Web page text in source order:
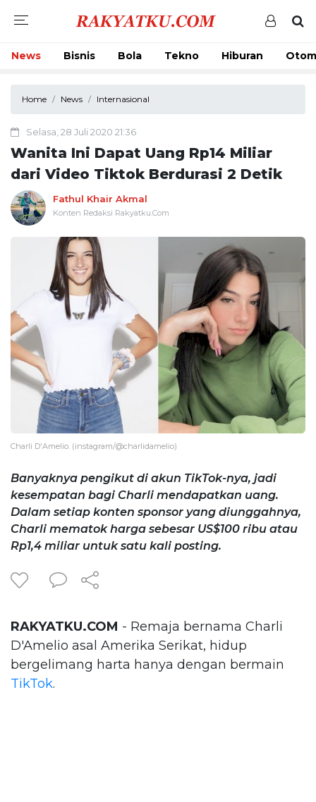
News Bisnis Bola Tekno Hiburan
Home News Internasional
Selasa, 28 Juli 2020 21:36
Wanita Ini Dapat Uang Rp14 Miliar
dari Video Tiktok Berdurasi 2 Detik
Fathul Khair Akmal
Konten Redaksi Rakyatku.Com
Charli D'Amelio. (instagram/@charlidamelio)
Banyaknya pengikut di akun TikTok-nya, jadi
kesempatan bagi Charli mendapatkan uang.
Dalam setiap konten sponsor yang diunggahnya,
Charli mematok harga sebesar US$100 ribu atau
Rp1,4 miliar untuk satu kali posting.
RAKYATKU.COM - Remaja bernama Charli
D'Amelio asal Amerika Serikat, hidup
bergelimang harta hanya dengan bermain
TikTok.